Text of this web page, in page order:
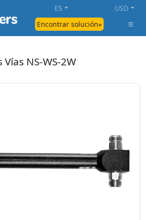
Encontrar solución»
ES USD
NS-WS-2W